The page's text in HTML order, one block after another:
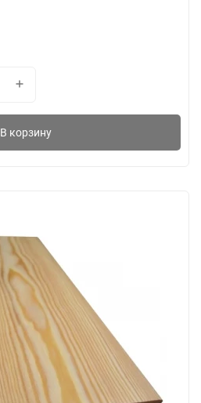
В корзину